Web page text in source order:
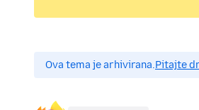
Ova tema je arhivirana.Pitajte